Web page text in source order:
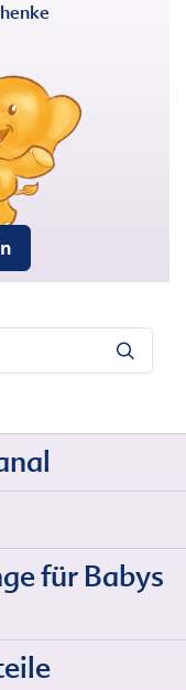
für Babys